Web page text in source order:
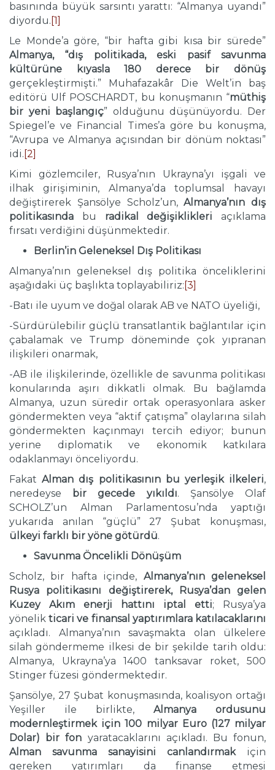
basınında büyük sarsıntı yarattı: “Almanya uyandı”
diyordu. [1]
Le Monde’a göre, “bir hafta gibi kısa bir sürede”
Almanya, “dış politikada, eski pasif savunma
kültürüne kıyasla 180 derece bir dönüş
gerçekleştirmişti.” Muhafazakâr Die Welt’in baş
editörü Ulf POSCHARDT, bu konuşmanın “müthiş
bir yeni başlangıç” olduğunu düşünüyordu. Der
Spiegel’e ve Financial Times’a göre bu konuşma,
“Avrupa ve Almanya açısından bir dönüm noktası”
idi. [2]
Kimi gözlemciler, Rusya’nın Ukrayna’yı işgali ve
ilhak girişiminin, Almanya’da toplumsal havayı
değiştirerek Şansölye Scholz’un,Almanya’nın dış
politikasında bu radikal değişiklikleri açıklama
fırsatı verdiğini düşünmektedir.
Berlin’in Geleneksel Dış Politikası
Almanya’nın geleneksel dış politika önceliklerini
aşağıdaki üç başlıkta toplayabiliriz: [3]
-Batı ile uyum ve doğal olarak AB ve NATO üyeliği,
-Sürdürülebilir güçlü transatlantik bağlantılar için
çabalamak ve Trump döneminde çok yıpranan
ilişkileri onarmak,
-AB ile ilişkilerinde, özellikle de savunma politikası
konularında aşırı dikkatli olmak. Bu bağlamda
Almanya, uzun süredir ortak operasyonlara asker
göndermekten veya “aktif çatışma” olaylarına silah
göndermekten kaçınmayı tercih ediyor; bunun
yerine diplomatik ve ekonomik katkılara
odaklanmayı önceliyordu.
FakatAlman dış politikasının bu yerleşik ilkeleri,
neredeyse bir gecede yıkıldı. Şansölye Olaf
SCHOLZ’un Alman Parlamentosu’nda yaptığı
yukarıda anılan “güçlü” 27 Şubat konuşması,
ülkeyi farklı bir yöne götürdü.
Savunma Öncelikli Dönüşüm
Scholz, bir hafta içinde, Almanya’nın geleneksel
Rusya politikasını değiştirerek, Rusya’dan gelen
Kuzey Akım enerji hattını iptal etti; Rusya’ya
yönelikticari ve finansal yaptırımlara katılacaklarını
açıkladı. Almanya’nın savaşmakta olan ülkelere
silah göndermeme ilkesi de bir şekilde tarih oldu:
Almanya, Ukrayna’ya 1400 tanksavar roket, 500
Stinger füzesi göndermektedir.
Şansölye, 27 Şubat konuşmasında, koalisyon ortağı
Yeşiller ile birlikte, Almanya ordusunu
modernleştirmek için 100 milyar Euro (127 milyar
Dolar) bir fon yaratacaklarını açıkladı. Bu fonun,
Alman savunma sanayisini canlandırmakiçin
gereken yatırımları da finanse etmesi